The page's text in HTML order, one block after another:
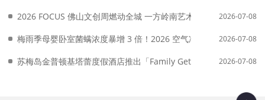
2026 FOCUS 佛山文创周燃动全城 一方岭南艺术市集焕新千
2026-07-08
梅雨季母婴卧室菌螨浓度暴增 3 倍！2026 空气净化器除菌抗敏横
2026-07-08
苏梅岛金普顿基塔蕾度假酒店推出「Family Getaway」家庭度假套
2026-07-08